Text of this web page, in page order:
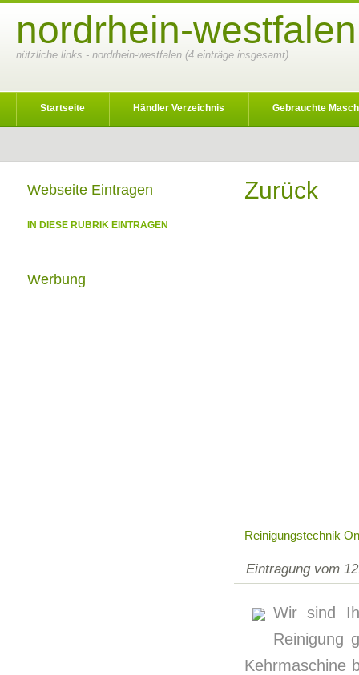
nordrhein-
nützliche links - nordrhein-westfalen (4 einträge insgesamt)
Startseite Händler Verzeichnis Gebrauchte
Zurück
Reinigungstechnik
Eintragung vom
Wir sind
Reinigung
Kehrmaschine
Webseite Eintragen
IN DIESE RUBRIK EINTRAGEN
Werbung